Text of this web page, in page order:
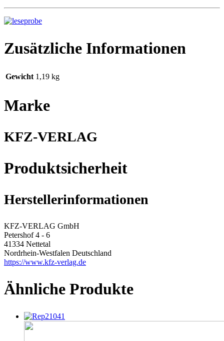
Zusätzliche Informationen
Gewicht 1,19 kg
Marke
KFZ-VERLAG
Produktsicherheit
Herstellerinformationen
KFZ-VERLAG GmbH
Petershof 4 - 6
41334 Nettetal
Nordrhein-Westfalen Deutschland
https://www.kfz-verlag.de
Ähnliche Produkte